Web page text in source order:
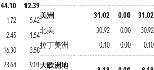
44.10
12.39
1.72
5.42
2.45
1.54
16.30
-3.58
23.64 9.01
美洲 31.02 0.00
31.02
北美
30.92 0.00
30.92
拉丁美洲
0.10 0.00 0.10
大欧洲地